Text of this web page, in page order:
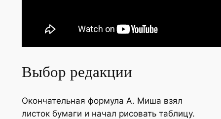
Выбор редакции
Окончательная формула А. Миша взял
листок бумаги и начал рисовать таблицу.